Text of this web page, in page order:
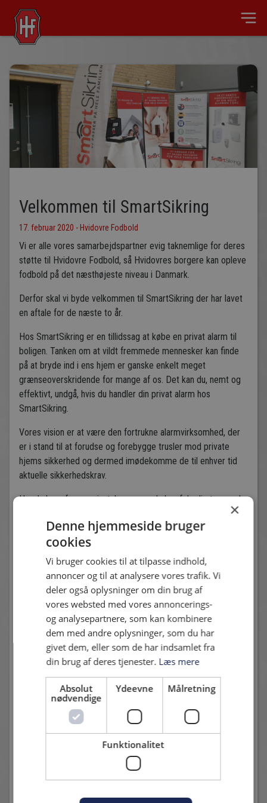
Velkommen til SmartSikring
17. februar 2020 - Hvidovre Fodbold
Vi er alle vores samarbejdspartner evig taknemlige for deres
støtte til Hvidovre Fodbold, så Hvidovres borgere kan opleve
fodbold på det næsthøjeste niveau i Danmark.
Derfor skal vi byde velkommen til SmartSikring der har lavet
en aftale for de næste to år.
Hos SmartSikring er en tillidssag at købe en privat alarm til
boligen. Tanken om at vildt fremmede mennesker kan finde
på at bryde ind i ens hjem er ganske enkelt meget
grænseoverskridende for mange af os. Det kan du, nemt og
effektivt, undgå, hvis du handler din privat alarm hos
SmartSikring.
Vores vision er at være den fortrukne alarmvirksomhed, der
er i stand til at forudse og forebygge trusler mod private
hjems sikkerhed og dermed imødekomme de til enhver tid
aktuelle sikkerhedskrav.
Har du brug for en privatalarm, som du kan føle dig tryg ved,
SmartSikring er specialister indenfor private alarmer. Det
forhandler produkter af meget høj kvalitet og funktionalitet.
Her finder du ganske enkelt nogle af de bedste alarmer på
markedet, til en konkurrencedygtig pris.
Er du eller din virksomhed interesseret i at høre om jeres
muligheder for at blive en del af Hvidovre Fodbold, så kontakt
Peter Lassen på 51184775
Andre nyheder
×
Denne hjemmeside bruger
cookies
Vi bruger cookies til at tilpasse indhold,
annoncer og til at analysere vores trafik. Vi
deler også oplysninger om din brug af
vores websted med vores annoncerings-
og analysepartnere, som kan kombinere
dem med andre oplysninger, som du har
givet dem, eller som de har indsamlet fra
din brug af deres tjenester. Læs mere
Absolut
nødvendige
Ydeevne Målretning
Funktionalitet